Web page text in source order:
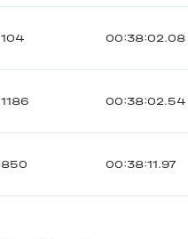
104 00:38:02.08
1186 00:38:02.54
850 00:38:11.97